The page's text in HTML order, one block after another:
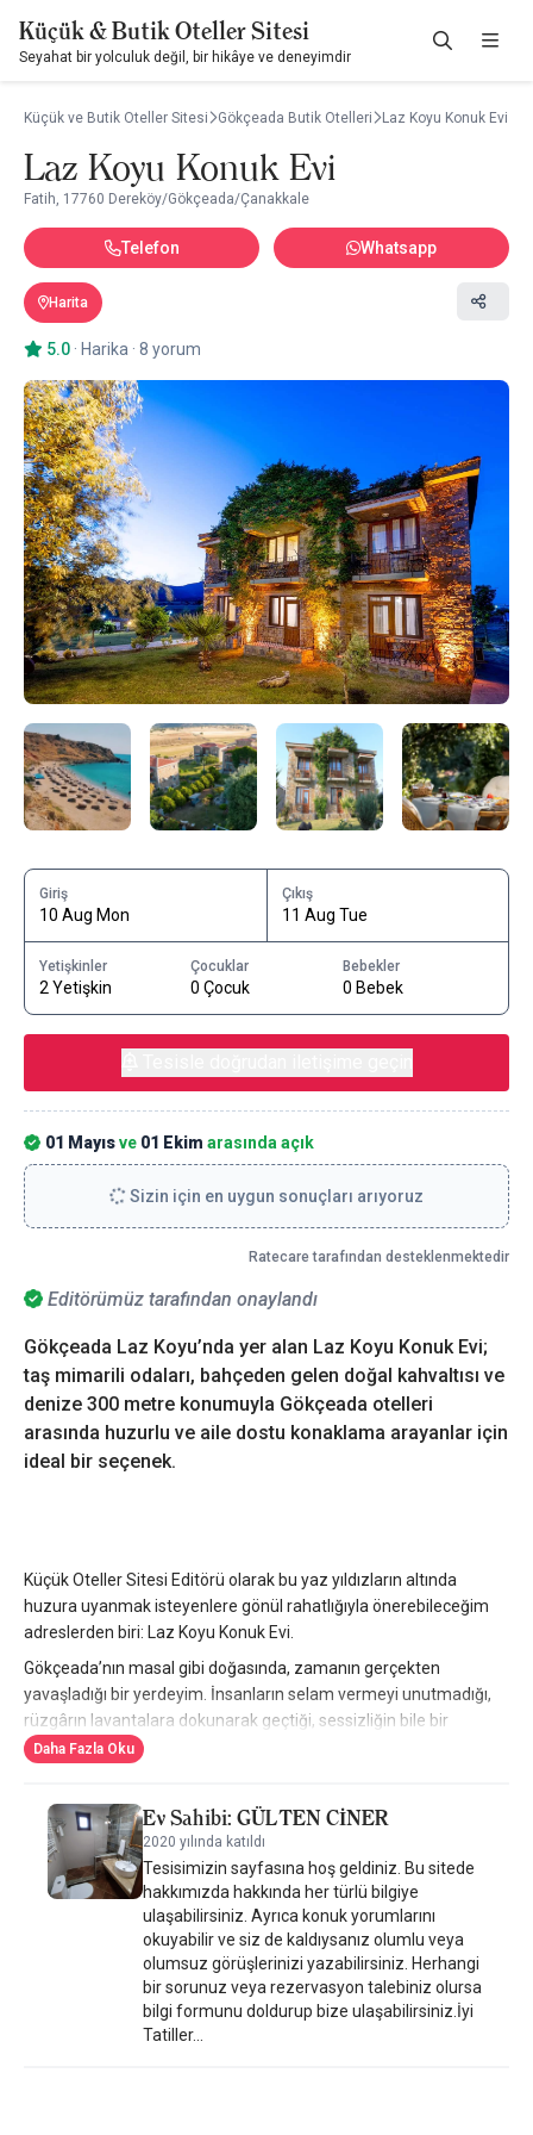
Küçük & Butik Oteller Sitesi
Seyahat bir yolculuk değil, bir hikâye ve deneyimdir
Küçük ve Butik Oteller Sitesi Gökçeada Butik Otelleri Laz Koyu Konuk Evi
Laz Koyu Konuk Evi
Fatih, 17760 Dereköy/Gökçeada/Çanakkale
Telefon Whatsapp
Harita
5.0 · Harika · 8 yorum
Editörümüz tarafından onaylandı
Gökçeada Laz Koyu’nda yer alan Laz Koyu Konuk Evi;
taş mimarili odaları, bahçeden gelen doğal kahvaltısı ve
denize 300 metre konumuyla Gökçeada otelleri
arasında huzurlu ve aile dostu konaklama arayanlar için
ideal bir seçenek.
Küçük Oteller Sitesi Editörü olarak bu yaz yıldızların altında
huzura uyanmak isteyenlere gönül rahatlığıyla önerebileceğim
adreslerden biri: Laz Koyu Konuk Evi.
Gökçeada’nın masal gibi doğasında, zamanın gerçekten
yavaşladığı bir yerdeyim. İnsanların selam vermeyi unutmadığı,
rüzgârın lavantalara dokunarak geçtiği, sessizliğin bile bir
melodisi olduğu bir atmosfer.
Konuk Evi Ruhuyla Bir Taş Yapı
Adına özellikle “konuk evi” demişler. Çünkü burası klasik bir otel
değil; Anadolu’nun kadim misafirperverliğini yaşatan bir ev gibi.
İrem ve Emre Ciner’in işlettiği bu taş mimari yapı, modern
konforla nostaljik zarafeti dengeliyor. El yapımı detaylar, lavanta
kokan odalar, ev yapımı reçeller… Her şey sizi misafir değil, ev
halkı gibi hissettirmek için düşünülmüş.
Gökçeada otelleriözel listemizde yer alan bu özel otel,
Daha Fazla Oku
Ev Sahibi: GÜLTEN CİNER
2020 yılında katıldı
Tesisimizin sayfasına hoş geldiniz. Bu sitede
hakkımızda hakkında her türlü bilgiye
ulaşabilirsiniz. Ayrıca konuk yorumlarını
okuyabilir ve siz de kaldıysanız olumlu veya
olumsuz görüşlerinizi yazabilirsiniz. Herhangi
bir sorunuz veya rezervasyon talebiniz olursa
bilgi formunu doldurup bize ulaşabilirsiniz.İyi
Tatiller...
Giriş
10 Aug Mon
Çıkış
11 Aug Tue
Yetişkinler
2 Yetişkin
Çocuklar
0 Çocuk
Bebekler
0 Bebek
01 Mayısve 01 Ekim arasında açık
Sizin için en uygun sonuçları arıyoruz
Ratecare tarafından desteklenmektedir